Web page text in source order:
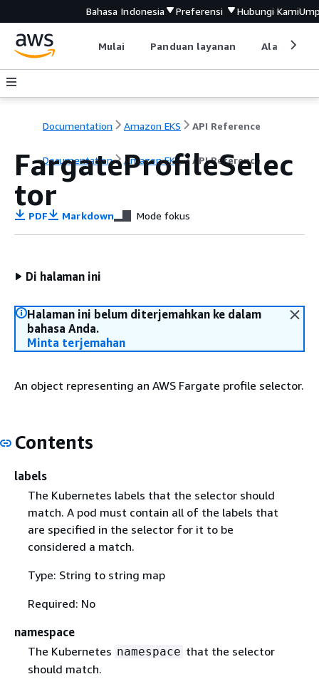
Bahasa Indonesia Preferensi Hubungi Kami
Mulai Panduan layanan Alat
Documentation Amazon EKS API Reference
Documentation Amazon EKS API Reference
FargateProfileSelec
tor
PDF Markdown Mode fokus
Di halaman ini
Halaman ini belum diterjemahkan ke dalam
bahasa Anda.
Minta terjemahan
An object representing an AWS Fargate profile selector.
Contents
labels
The Kubernetes labels that the selector should
match. A pod must contain all of the labels that
are specified in the selector for it to be
considered a match.
Type: String to string map
Required: No
namespace
The Kubernetes namespace that the selector
should match.